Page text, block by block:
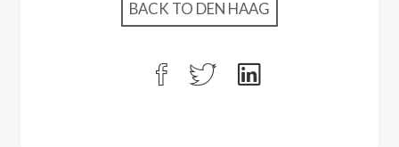
BACK TO DEN HAAG